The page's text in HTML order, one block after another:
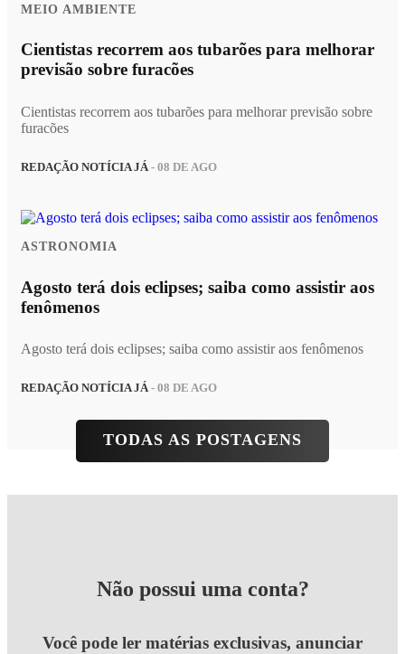
MEIO AMBIENTE
Cientistas recorrem aos tubarões para melhorar
previsão sobre furacões
Cientistas recorrem aos tubarões para melhorar previsão sobre
furacões
REDAÇÃO NOTÍCIA JÁ - 08 DE AGO
ASTRONOMIA
Agosto terá dois eclipses; saiba como assistir aos
fenômenos
Agosto terá dois eclipses; saiba como assistir aos fenômenos
REDAÇÃO NOTÍCIA JÁ- 08 DE AGO
TODAS AS POSTAGENS
Não possui uma conta?
Você pode ler matérias exclusivas, anunciar